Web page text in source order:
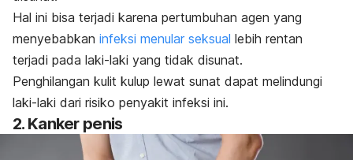
Hal ini bisa terjadi karena pertumbuhan agen yang
menyebabkan infeksi menular seksual lebih rentan
terjadi pada laki-laki yang tidak disunat.
Penghilangan kulit kulup lewat sunat dapat melindungi
laki-laki dari risiko penyakit infeksi ini.
2. Kanker penis